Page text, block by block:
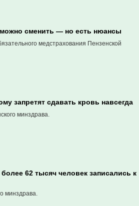
сменить — но есть нюансы
медстрахования Пензенской
запретят сдавать кровь навсегда
минздрава.
62 тысяч человек записались к
минздрава.